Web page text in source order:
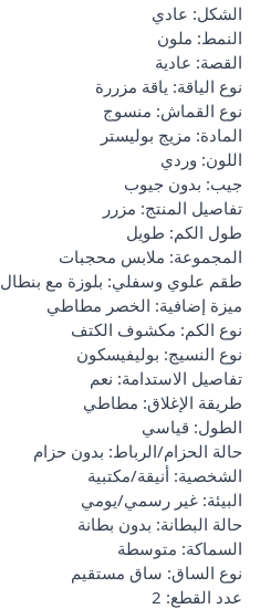
الشكل: عادي
النمط: ملون
القصة: عادية
نوع الياقة: ياقة مزررة
نوع القماش: منسوج
المادة: مزيج بوليستر
اللون: وردي
جيب: بدون جيوب
تفاصيل المنتج: مزرر
طول الكم: طويل
المجموعة: ملابس محجبات
طقم علوي وسفلي: بلوزة مع بنطال
ميزة إضافية: الخصر مطاطي
نوع الكم: مكشوف الكتف
نوع النسيج: بوليفيسكون
تفاصيل الاستدامة: نعم
طريقة الإغلاق: مطاطي
الطول: قياسي
حالة الحزام/الرباط: بدون حزام
الشخصية: أنيقة/مكتبية
البيئة: غير رسمي/يومي
حالة البطانة: بدون بطانة
السماكة: متوسطة
نوع الساق: ساق مستقيم
عدد القطع: 2